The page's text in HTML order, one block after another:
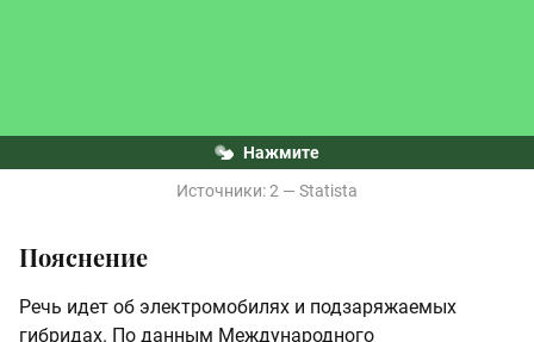
Нажмите
Источники: 2 — Statista
Пояснение
Речь идет об электромобилях и подзаряжаемых
гибридах. По данным Международного